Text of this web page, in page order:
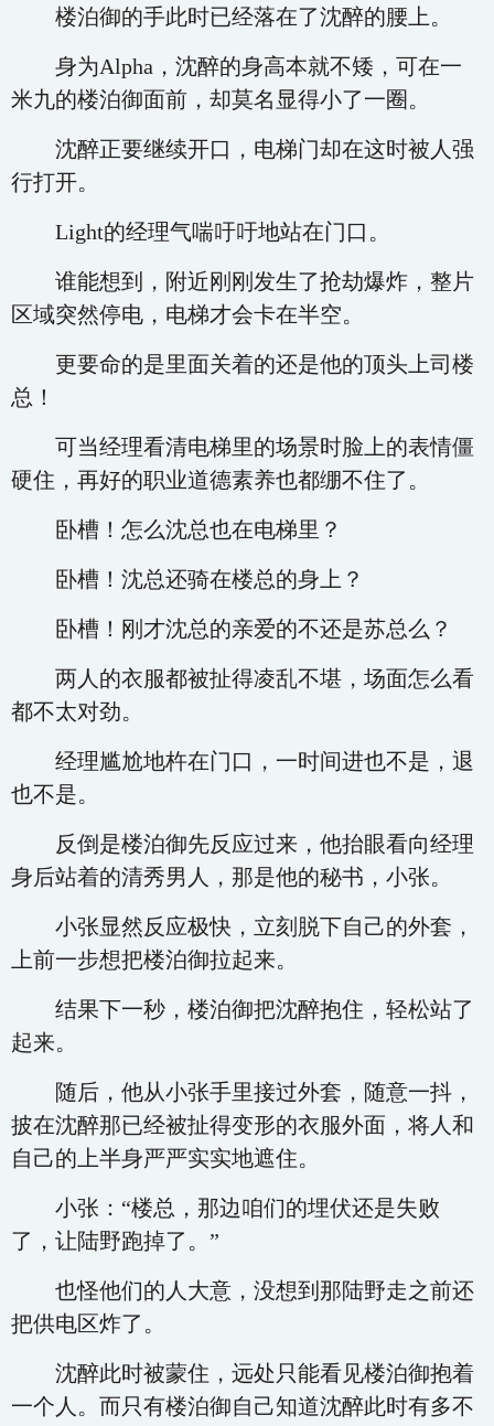
楼泊御的手此时已经落在了沈醉的腰上。
身为Alpha，沈醉的身高本就不矮，可在一
米九的楼泊御面前，却莫名显得小了一圈。
沈醉正要继续开口，电梯门却在这时被人强
行打开。
Light的经理气喘吁吁地站在门口。
谁能想到，附近刚刚发生了抢劫爆炸，整片
区域突然停电，电梯才会卡在半空。
更要命的是里面关着的还是他的顶头上司楼
总！
可当经理看清电梯里的场景时脸上的表情僵
硬住，再好的职业道德素养也都绷不住了。
卧槽！怎么沈总也在电梯里？
卧槽！沈总还骑在楼总的身上？
卧槽！刚才沈总的亲爱的不还是苏总么？
两人的衣服都被扯得凌乱不堪，场面怎么看
都不太对劲。
经理尴尬地杵在门口，一时间进也不是，退
也不是。
反倒是楼泊御先反应过来，他抬眼看向经理
身后站着的清秀男人，那是他的秘书，小张。
小张显然反应极快，立刻脱下自己的外套，
上前一步想把楼泊御拉起来。
结果下一秒，楼泊御把沈醉抱住，轻松站了
起来。
随后，他从小张手里接过外套，随意一抖，
披在沈醉那已经被扯得变形的衣服外面，将人和
自己的上半身严严实实地遮住。
小张：“楼总，那边咱们的埋伏还是失败
了，让陆野跑掉了。”
也怪他们的人大意，没想到那陆野走之前还
把供电区炸了。
沈醉此时被蒙住，远处只能看见楼泊御抱着
一个人。而只有楼泊御自己知道沈醉此时有多不